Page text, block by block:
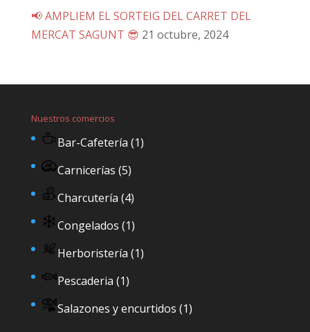
📢 AMPLIEM EL SORTEIG DEL CARRET DEL
MERCAT SAGUNT 😎 21 octubre, 2024
Nuestros comercios
Bar-Cafetería (1)
Carnicerías (5)
Charcutería (4)
Congelados (1)
Herboristería (1)
Pescaderia (1)
Salazones y encurtidos (1)